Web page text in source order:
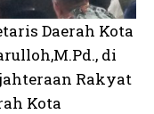
Daerah Kota
di
Rakyat
Kota